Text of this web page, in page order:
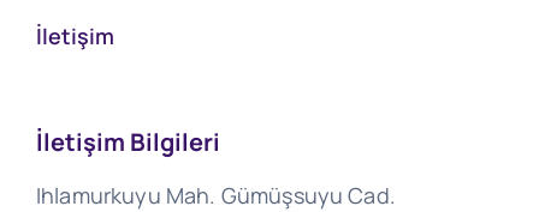
İletişim
İletişim Bilgileri
Ihlamurkuyu Mah. Gümüşsuyu Cad.